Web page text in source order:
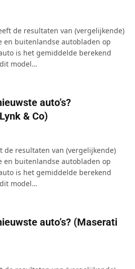
de resultaten van (vergelijkende)
en buitenlandse autobladen op
is het gemiddelde berekend
model…
auto’s?
& Co)
resultaten van (vergelijkende)
en buitenlandse autobladen op
is het gemiddelde berekend
model…
auto’s? (Maserati